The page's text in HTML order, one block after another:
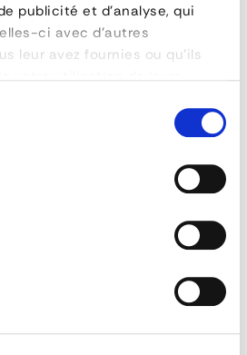
publicité et d'analyse, qui
ci avec d'autres
leur avez fournies ou qu'ils
Plate AM